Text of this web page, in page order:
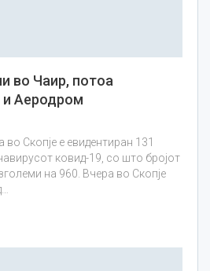
во Чаир, потоа
и Аеродром
Скопје е евидентиран 131
ковид-19, со што бројот
на 960. Вчера во Скопје